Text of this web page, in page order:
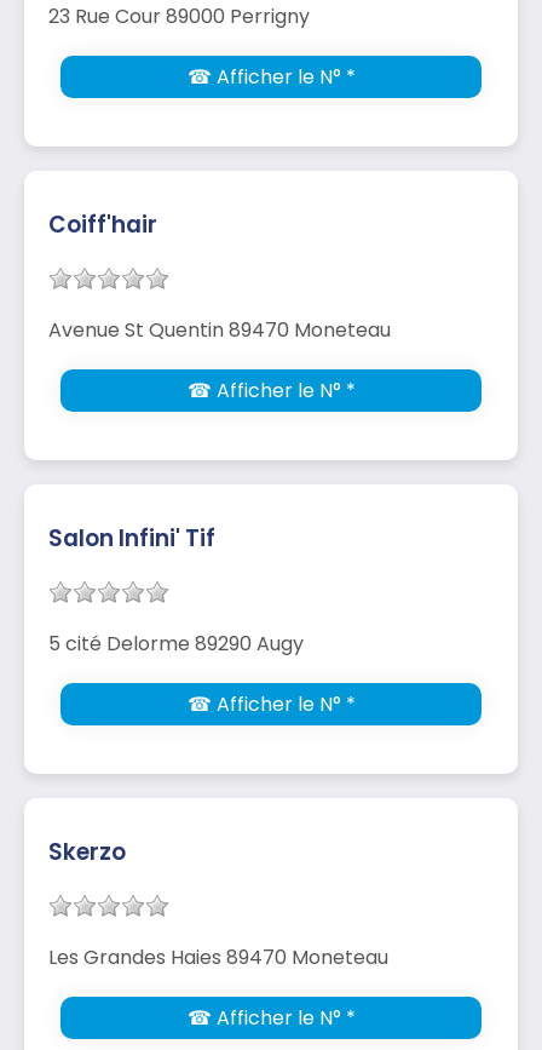
23 Rue Cour 89000 Perrigny
☎ Afficher le N° *
Coiff'hair
Avenue St Quentin 89470 Moneteau
☎ Afficher le N° *
Salon Infini' Tif
5 cité Delorme 89290 Augy
☎ Afficher le N° *
Skerzo
Les Grandes Haies 89470 Moneteau
☎ Afficher le N° *